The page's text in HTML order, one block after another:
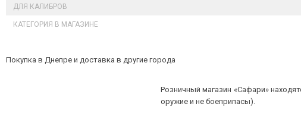
ДЛЯ КАЛИБРОВ
КАТЕГОРИЯ В МАГАЗИНЕ
Покупка в Днепре и доставка в другие города
Розничный магазин «Сафари»
оружие и не боеприпасы).